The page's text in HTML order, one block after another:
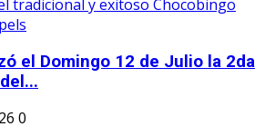
el Domingo 12 de Julio la 2da
0